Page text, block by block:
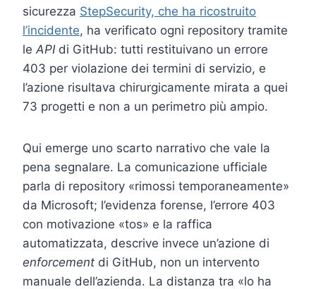
sicurezza StepSecurity, che ha ricostruito
l’incidente, ha verificato ogni repository tramite
le APIdi GitHub: tutti restituivano un errore
403 per violazione dei termini di servizio, e
l’azione risultava chirurgicamente mirata a quei
73 progetti e non a un perimetro più ampio.
Qui emerge uno scarto narrativo che vale la
pena segnalare. La comunicazione ufficiale
parla di repository «rimossi temporaneamente»
da Microsoft; l’evidenza forense, l’errore 403
con motivazione «tos» e la raffica
automatizzata, descrive invece un’azione di
enforcement di GitHub, non un intervento
manuale dell’azienda. La distanza tra «lo ha